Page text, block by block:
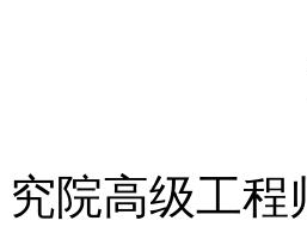
究院高级工程